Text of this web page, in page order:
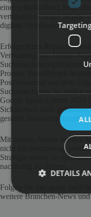
eines schadhaften
vertrauenswürdiger Inhalte
digitale Sichtbarkeit
Erfolgreiches
Verbindung von Online-
Suchmaschinenoptimierung,
Prozess. BrandSimpli
Positionierung und dem
Suchmaschinen. So stellen
Google Spam Update 2025
Sichtbarkeit nicht
gestärkt daraus hervorgeht.
Mit diesem Ansatz werden
nicht zur Bedrohung,
Strategie weiter zu
nachhaltig zu sichern.
Folgen Sie uns gerne auch
weitere Branchen-News
DETAILS